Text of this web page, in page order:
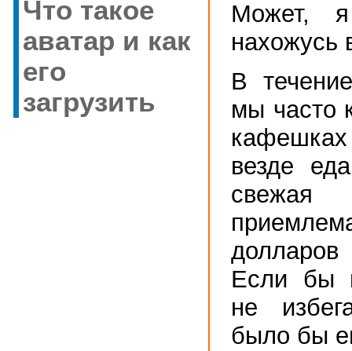
Что такое
аватар и как
его
загрузить
Может,
нахожусь
В
мы часто
везде
Если бы
не
было бы